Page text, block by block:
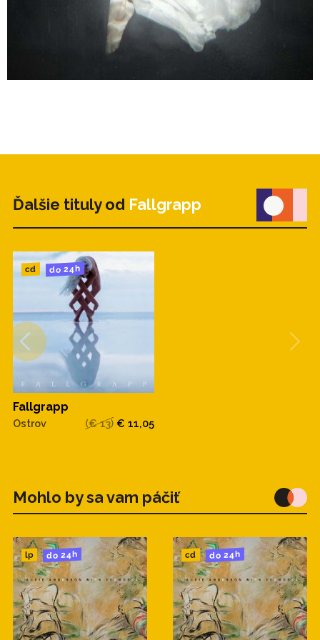
Ďalšie tituly od Fallgrapp
cd do 24h
Fallgrapp
Ostrov (€ 13) € 11,05
Mohlo by sa vam páčiť
lp do 24h cd do 24h